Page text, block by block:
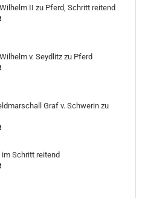
II zu Pferd, Schritt reitend
v. Seydlitz zu Pferd
Graf v. Schwerin zu
im Schritt reitend